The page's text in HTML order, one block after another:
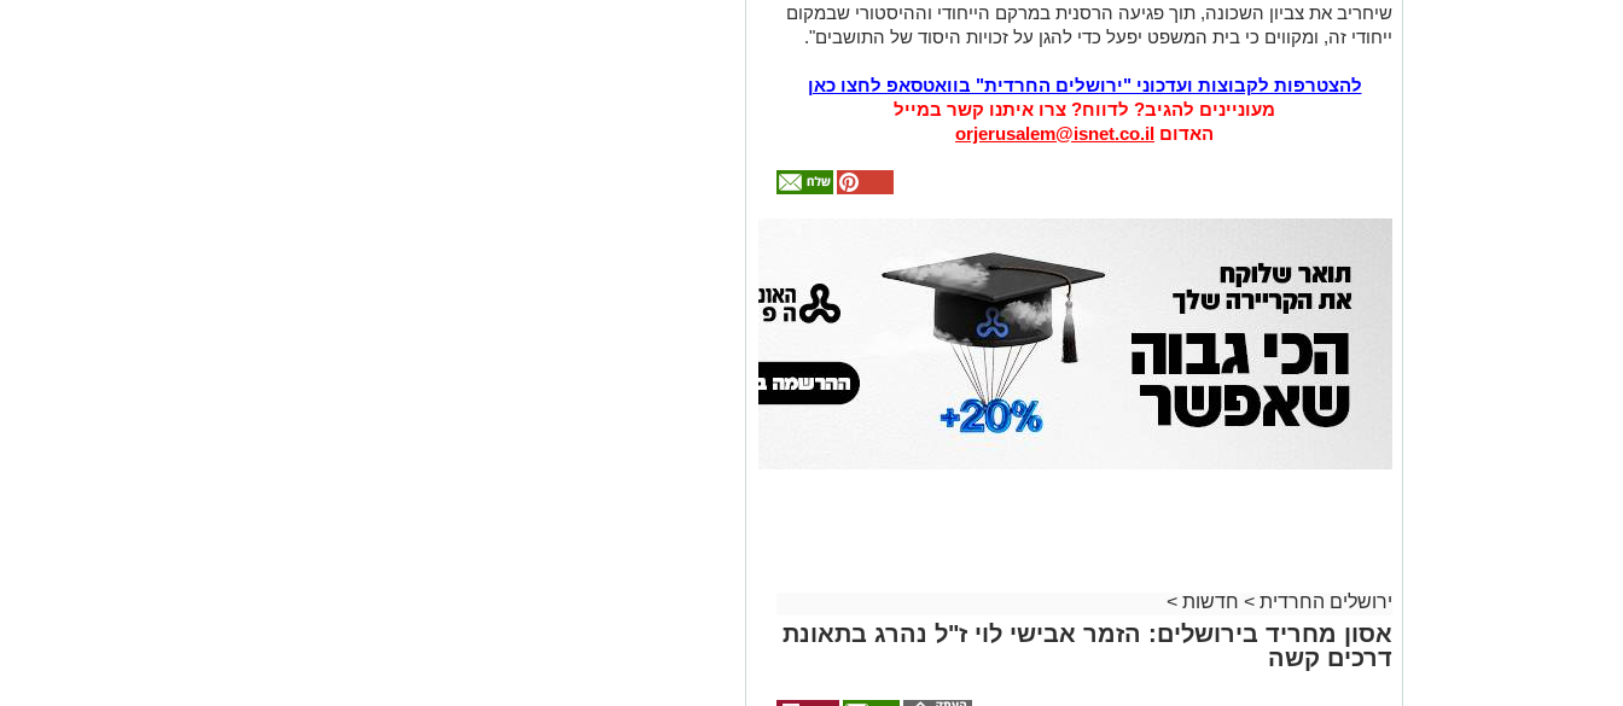
שיחריב את צביון השכונה, תוך פגיעה הרסנית במרקם הייחודי וההיסטורי שבמקום
ייחודי זה, ומקווים כי בית המשפט יפעל כדי להגן על זכויות היסוד של התושבים".
להצטרפות לקבוצות ועדכוני "ירושלים החרדית" בוואטסאפ לחצו כאן
מעוניינים להגיב? לדווח? צרו איתנו קשר במייל
האדום orjerusalem@isnet.co.il
גם
גלגלי
ירושלים החרדית > חדשות >
אסון מחריד בירושלים: הזמר אבישי לוי ז"ל נהרג בתאונת
דרכים קשה